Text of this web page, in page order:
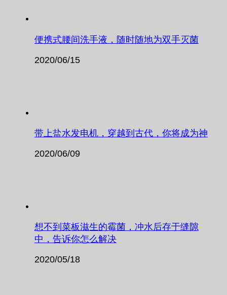
便携式腰间洗手液，随时随地为双手灭菌
2020/06/15
带上盐水发电机，穿越到古代，你将成为神
2020/06/09
想不到菜板滋生的霉菌，冲水后存于缝隙
中，告诉你怎么解决
2020/05/18